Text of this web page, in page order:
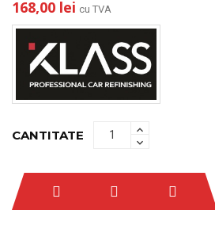
168,00 lei cu TVA
CANTITATE